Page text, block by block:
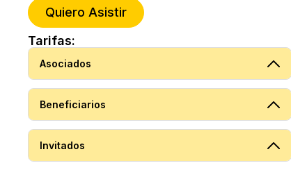
Quiero Asistir
Tarifas:
Asociados
Beneficiarios
Invitados